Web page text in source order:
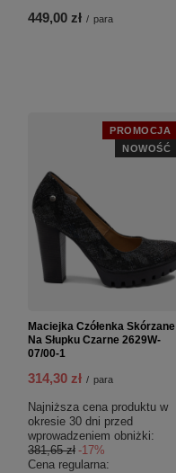
449,00 zł / para
PROMOCJA
NOWOŚĆ
Maciejka Czółenka Skórzane
Na Słupku Czarne 2629W-
07/00-1
314,30 zł / para
Najniższa cena produktu w
okresie 30 dni przed
wprowadzeniem obniżki:
381,65 zł -17%
Cena regularna: